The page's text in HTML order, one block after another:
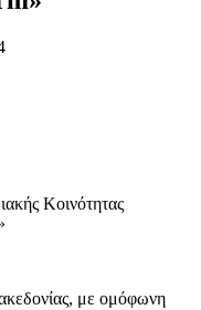
Κοινότητας
με ομόφωνη